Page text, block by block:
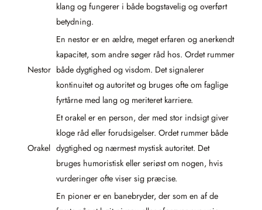
klang og fungerer i både bogstavelig og overført
betydning.
Nestor
En nestor er en ældre, meget erfaren og anerkendt
kapacitet, som andre søger råd hos. Ordet rummer
både dygtighed og visdom. Det signalerer
kontinuitet og autoritet og bruges ofte om faglige
fyrtårne med lang og meriteret karriere.
Orakel
Et orakel er en person, der med stor indsigt giver
kloge råd eller forudsigelser. Ordet rummer både
dygtighed og nærmest mystisk autoritet. Det
bruges humoristisk eller seriøst om nogen, hvis
vurderinger ofte viser sig præcise.
En pioner er en banebryder, der som en af de